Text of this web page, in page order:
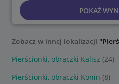
POKAŻ
Zobacz w innej lokalizacji
Pierścionki, obrączki Kalisz (24)
Pierścionki, obrączki Konin (8)